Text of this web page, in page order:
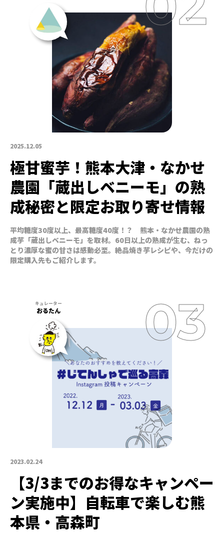
2025.12.05
極甘蜜芋！熊本大津・なかせ
農園「蔵出しベニーモ」の熟
成秘密と限定お取り寄せ情報
平均糖度30度以上、最高糖度40度！？ 熊本・なかせ農園の熟
成芋「蔵出しベニーモ」を取材。60日以上の熟成が生む、ねっ
とり濃厚な蜜の甘さは感動必至。絶品焼き芋レシピや、今だけの
限定購入先もご紹介します。
2023.02.24
おるたん
【3/3までのお得なキャンペー
ン実施中】自転車で楽しむ熊
本県・高森町